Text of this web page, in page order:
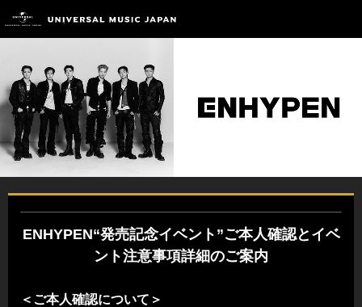
ENHYPEN“発売記念イベント”ご本人確認とイベ
ント注意事項詳細のご案内
＜ご本人確認について＞